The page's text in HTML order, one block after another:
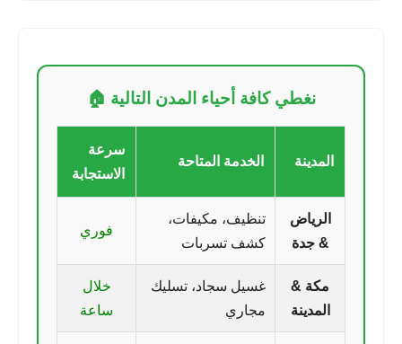
نغطي كافة أحياء المدن التالية 🏠
المدينة الخدمة المتاحة
سرعة
الاستجابة
الرياض
& جدة
تنظيف، مكيفات،
كشف تسربات
فوري
مكة &
المدينة
غسيل سجاد، تسليك
مجاري
خلال
ساعة